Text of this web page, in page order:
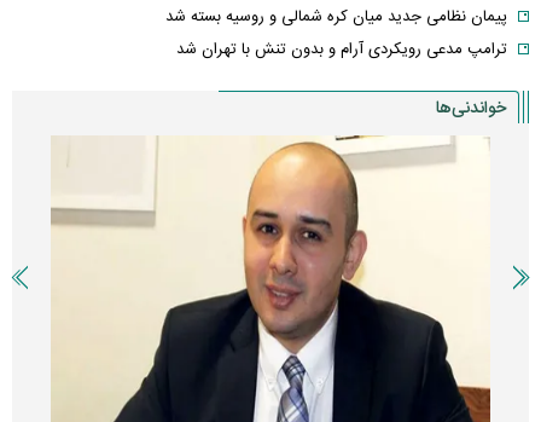
پیمان نظامی جدید میان کره شمالی و روسیه بسته شد
ترامپ مدعی رویکردی آرام و بدون تنش با تهران شد
خواندنی‌ها